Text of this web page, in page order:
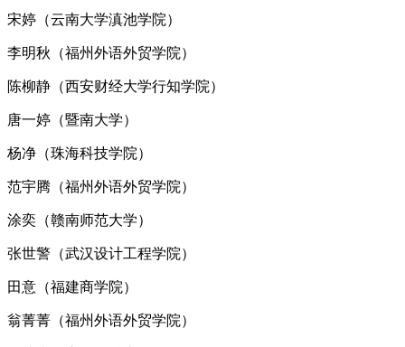
宋婷（云南大学滇池学院）
李明秋（福州外语外贸学院）
陈柳静（西安财经大学行知学院）
唐一婷（暨南大学）
杨净（珠海科技学院）
范宇腾（福州外语外贸学院）
涂奕（赣南师范大学）
张世警（武汉设计工程学院）
田意（福建商学院）
翁菁菁（福州外语外贸学院）